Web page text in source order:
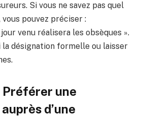
Si vous ne savez pas quel
pouvez préciser :
venu réalisera les obsèques ».
la désignation formelle ou laisser
Préférer une
d’une